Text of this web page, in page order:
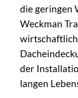
die geringen
Weckman
der
langen